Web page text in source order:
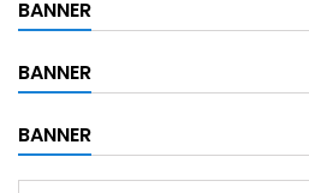
BANNER
BANNER
BANNER